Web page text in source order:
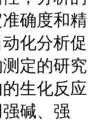
确度和精
化分析促
定的研究
生化反应
碱、强